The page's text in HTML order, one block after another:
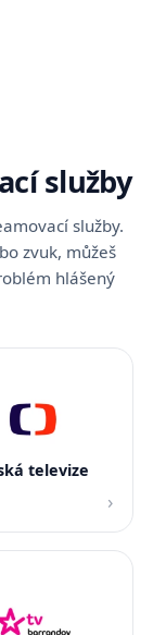
služby
služby.
zvuk, můžeš
hlášený
televize
›